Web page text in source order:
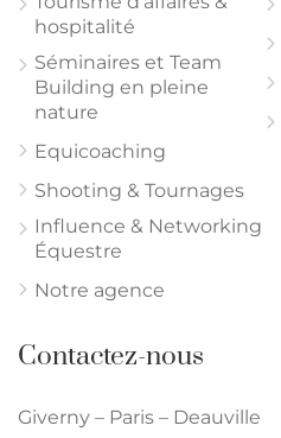
hospitalité
Séminaires et Team
Building en pleine
nature
Equicoaching
Shooting & Tournages
Influence & Networking
Équestre
Notre agence
Contactez-nous
Giverny – Paris – Deauville